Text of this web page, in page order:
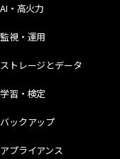
AI・高火力
監視・運用
ストレージとデータ
学習・検定
バックアップ
アプライアンス